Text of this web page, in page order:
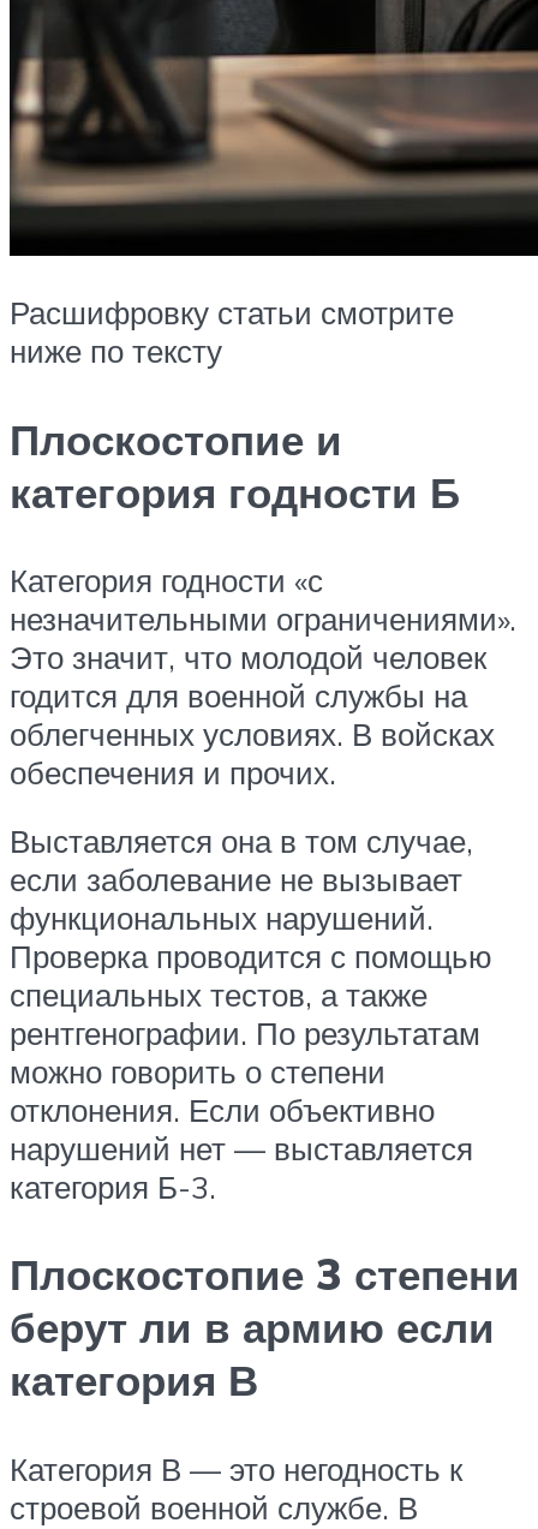
Расшифровку статьи смотрите
ниже по тексту
Плоскостопие и
категория годности Б
Категория годности «с
незначительными ограничениями».
Это значит, что молодой человек
годится для военной службы на
облегченных условиях. В войсках
обеспечения и прочих.
Выставляется она в том случае,
если заболевание не вызывает
функциональных нарушений.
Проверка проводится с помощью
специальных тестов, а также
рентгенографии. По результатам
можно говорить о степени
отклонения. Если объективно
нарушений нет — выставляется
категория Б-3.
Плоскостопие 3 степени
берут ли в армию если
категория В
Категория В — это негодность к
строевой военной службе. В